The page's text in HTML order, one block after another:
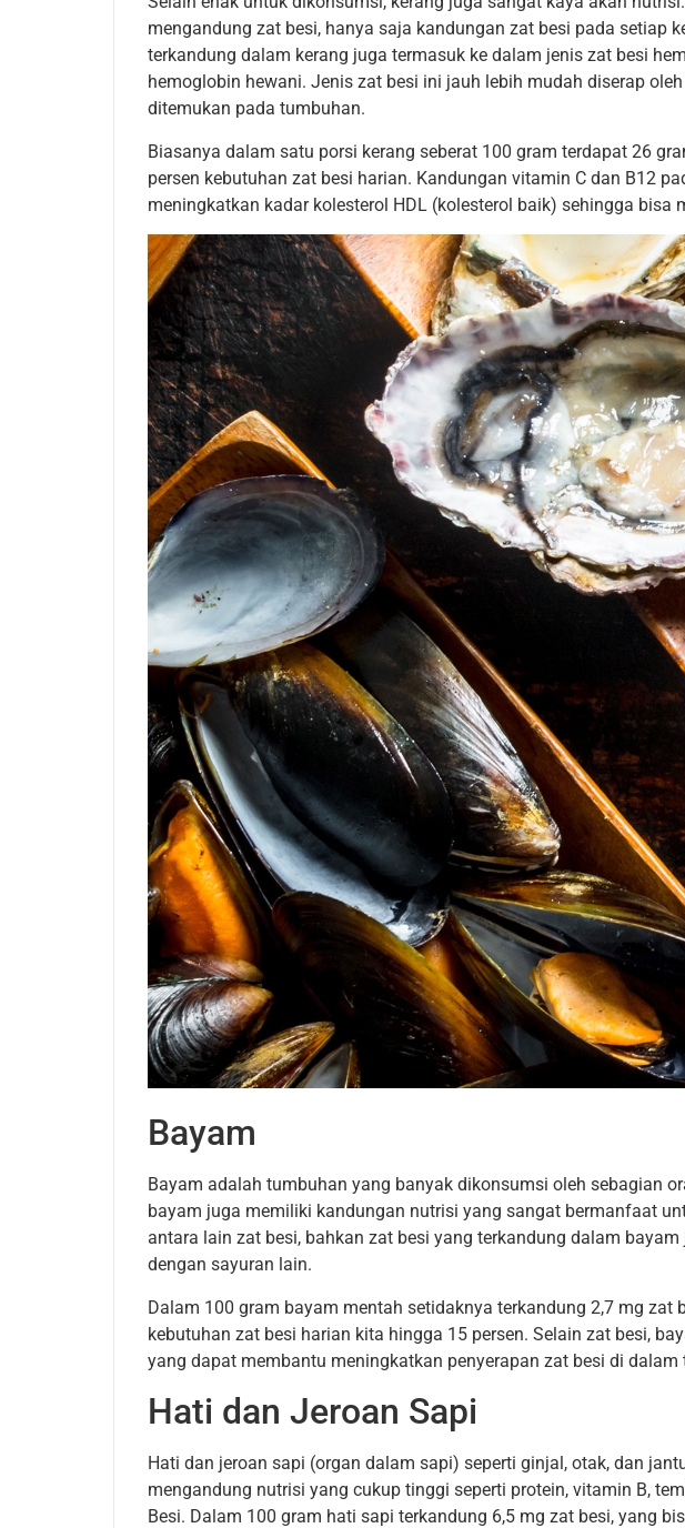
mengandung zat besi, hanya saja kandungan zat besi pada setiap
terkandung dalam kerang juga termasuk ke dalam jenis zat besi
hemoglobin hewani. Jenis zat besi ini jauh lebih mudah diserap
ditemukan pada tumbuhan.
Biasanya dalam satu porsi kerang seberat 100 gram terdapat 26
persen kebutuhan zat besi harian. Kandungan vitamin C dan B12
meningkatkan kadar kolesterol HDL (kolesterol baik) sehingga bisa
Bayam
Bayam adalah tumbuhan yang banyak dikonsumsi oleh sebagian
bayam juga memiliki kandungan nutrisi yang sangat bermanfaat
antara lain zat besi, bahkan zat besi yang terkandung dalam
dengan sayuran lain.
Dalam 100 gram bayam mentah setidaknya terkandung 2,7 mg zat
kebutuhan zat besi harian kita hingga 15 persen. Selain zat besi,
yang dapat membantu meningkatkan penyerapan zat besi di dalam
Hati dan Jeroan Sapi
Hati dan jeroan sapi (organ dalam sapi) seperti ginjal, otak, dan
mengandung nutrisi yang cukup tinggi seperti protein, vitamin B,
Besi. Dalam 100 gram hati sapi terkandung 6,5 mg zat besi, yang